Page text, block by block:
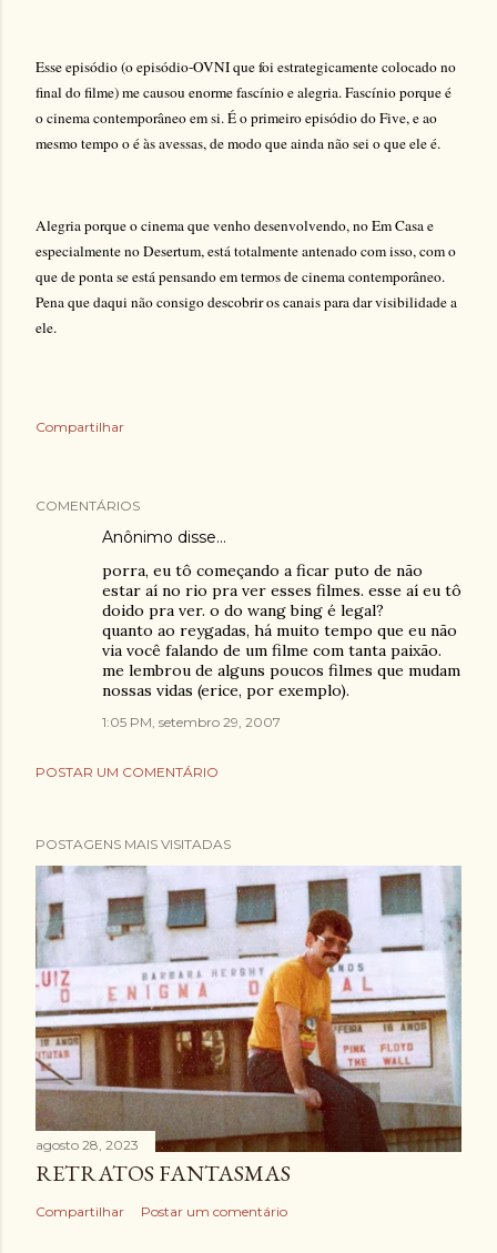
Esse episódio (o episódio-OVNI que foi estrategicamente colocado no
final do filme) me causou enorme fascínio e alegria. Fascínio porque é
o cinema contemporâneo em si. É o primeiro episódio do Five, e ao
mesmo tempo o é às avessas, de modo que ainda não sei o que ele é.
Alegria porque o cinema que venho desenvolvendo, no Em Casa e
especialmente no Desertum, está totalmente antenado com isso, com o
que de ponta se está pensando em termos de cinema contemporâneo.
Pena que daqui não consigo descobrir os canais para dar visibilidade a
ele.
Compartilhar
COMENTÁRIOS
Anônimo disse…
porra, eu tô começando a ficar puto de não
estar aí no rio pra ver esses filmes. esse aí eu tô
doido pra ver. o do wang bing é legal?
quanto ao reygadas, há muito tempo que eu não
via você falando de um filme com tanta paixão.
me lembrou de alguns poucos filmes que mudam
nossas vidas (erice, por exemplo).
1:05 PM, setembro 29, 2007
POSTAR UM COMENTÁRIO
POSTAGENS MAIS VISITADAS
agosto 28, 2023
RETRATOS FANTASMAS
Compartilhar Postar um comentário